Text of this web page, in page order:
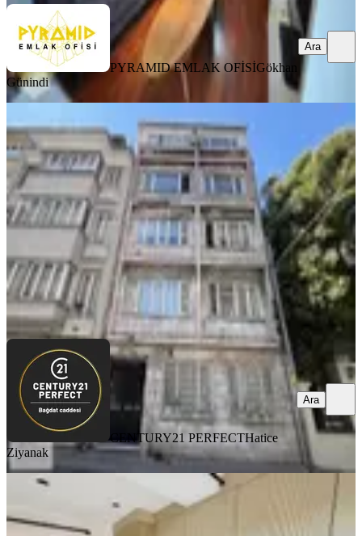
PYRAMID EMLAK OFİSİGökhan
Günindi
Ara
Kadıköy Moda'da Kiralık 2+1
İstanbul, Kadıköy
2+1
75 m² 1. Kat ·07.08.2026
69.000 ₺
CENTURY21 PERFECT Hatice Ziyanak
Ara
CENTURY21 PERFECTHatice
Ziyanak
Ara
YENİ
Çengelköy Bahçelievler Mah. 3+1 4.
Kat Ebeveyn Banyolu